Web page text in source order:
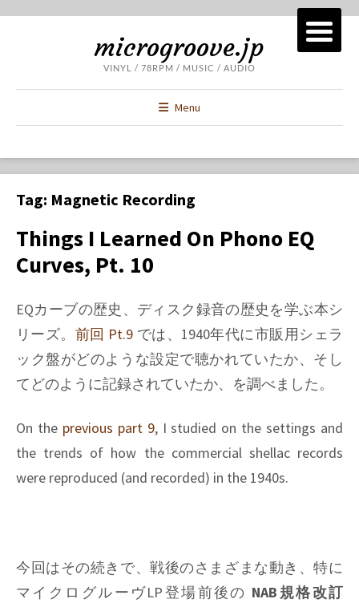
microgroove.jp
VINYL / 78RPM / MUSIC / AUDIO
Menu
Tag: Magnetic Recording
Things I Learned On Phono EQ
Curves, Pt. 10
EQカーブの歴史、ディスク録音の歴史を学ぶ本シ
リーズ。 前回 Pt.9 では、1940年代に市販用シェラ
ック盤がどのような設定で聴かれていたか、そし
てどのように記録されていたか、を調べました。
On the previous part 9, I studied on the settings and
the trends of how the commercial shellac records
were reproduced (and recorded) in the 1940s.
今回はその続きで、戦後のさまざまな動き、特に
マイクログルーヴLP登場前後の NAB規格改訂